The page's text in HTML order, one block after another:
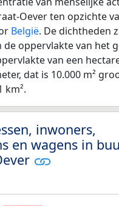
Oever ten opzichte
België. De dichtheden
de oppervlakte van het
van een
dat is 10.000 m²
km².
inwoners,
en wagens in